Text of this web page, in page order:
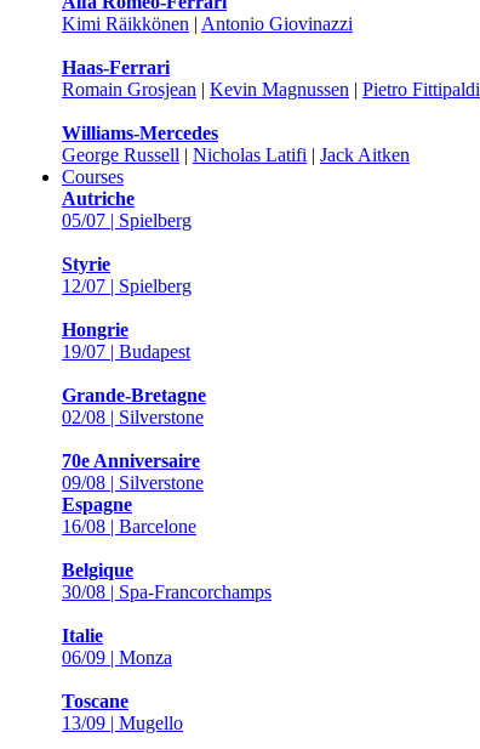
Kimi Räikkönen | Antonio Giovinazzi
Haas-Ferrari
Romain Grosjean | Kevin Magnussen | Pietro Fittipaldi
Williams-Mercedes
George Russell | Nicholas Latifi | Jack Aitken
Courses
Autriche
05/07 | Spielberg
Styrie
12/07 | Spielberg
Hongrie
19/07 | Budapest
Grande-Bretagne
02/08 | Silverstone
70e Anniversaire
09/08 | Silverstone
Espagne
16/08 | Barcelone
Belgique
30/08 | Spa-Francorchamps
Italie
06/09 | Monza
Toscane
13/09 | Mugello